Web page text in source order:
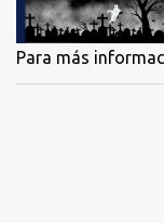
Para más